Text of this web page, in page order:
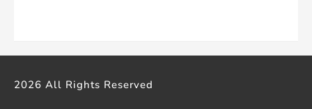
2026 All Rights Reserved